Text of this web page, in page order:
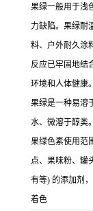
果绿一般用于浅
力缺陷。果绿耐
料、户外耐久涂
反应已牢固地结
环境和人体健康
果绿是一种易溶
水、微溶于醇类
果绿色素使用范
点、果味粉、罐
有等) 的添加剂
着色